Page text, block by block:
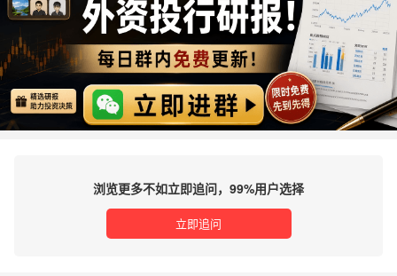
浏览更多不如立即追问，99%用户选择
立即追问